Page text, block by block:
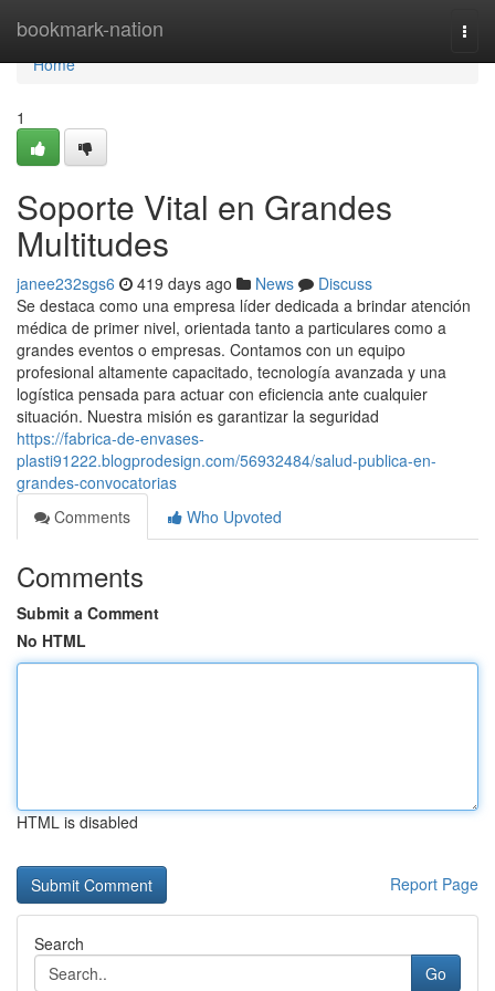
bookmark-nation
Home
Home
1
Soporte Vital en Grandes
Multitudes
janee232sgs6 419 days ago News
Discuss
Se destaca como una empresa líder dedicada a brindar atención
médica de primer nivel, orientada tanto a particulares como a
grandes eventos o empresas. Contamos con un equipo
profesional altamente capacitado, tecnología avanzada y una
logística pensada para actuar con eficiencia ante cualquier
situación. Nuestra misión es garantizar la seguridad
https://fabrica-de-envases-
plasti91222.blogprodesign.com/56932484/salud-publica-en-
grandes-convocatorias
Comments
Who Upvoted
Comments
Submit a Comment
No HTML
HTML is disabled
Report Page
Search
Go